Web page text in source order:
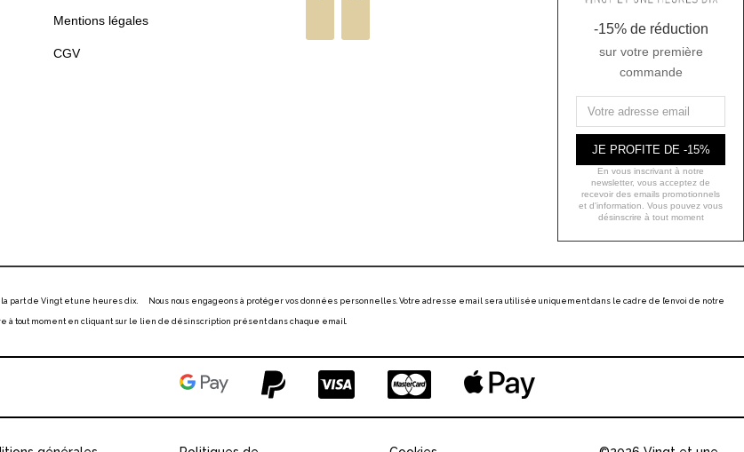
Mentions légales
CGV
-15% de réduction
sur votre première
commande
JE PROFITE DE -15%
En vous inscrivant à notre
newsletter, vous acceptez de
recevoir des emails promotionnels
et d'information. Vous pouvez vous
désinscrire à tout moment
part de Vingt et une heures dix. Nous nous engageons à protéger vos données personnelles. Votre adresse email sera utilisée uniquement dans le cadre de l’envoi de notre
tout moment en cliquant sur le lien de désinscription présent dans chaque email.